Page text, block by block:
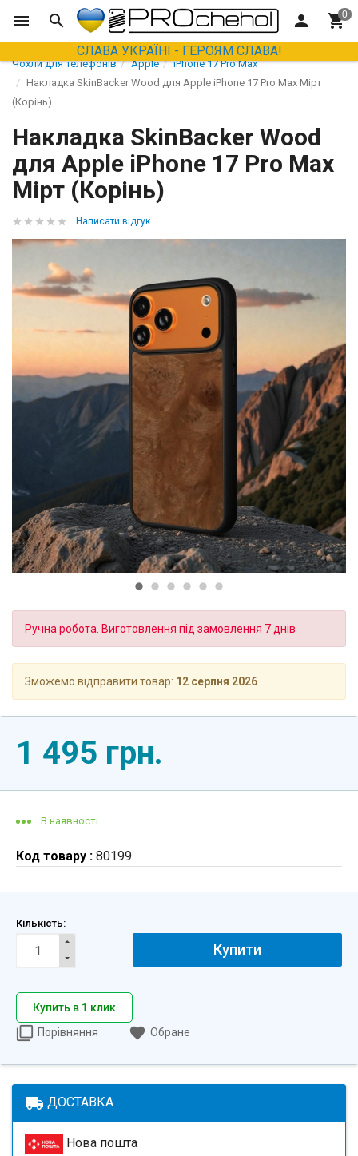
СЛАВА УКРАЇНІ - ГЕРОЯМ СЛАВА!
Чохли для телефонів Apple
iPhone 17 Pro Max
Накладка SkinBacker Wood для Apple iPhone 17 Pro Max Мірт
(Корінь)
Накладка SkinBacker Wood
для Apple iPhone 17 Pro Max
Мірт (Корінь)
Написати відгук
Ручна робота. Виготовлення під замовлення 7 днів
Зможемо відправити товар: 12 серпня 2026
1 495 грн.
В наявності
Код товару : 80199
Кількість:
Купити
Купить в 1 клик
Порівняння
Обране
local_shipping ДОСТАВКА
Нова пошта